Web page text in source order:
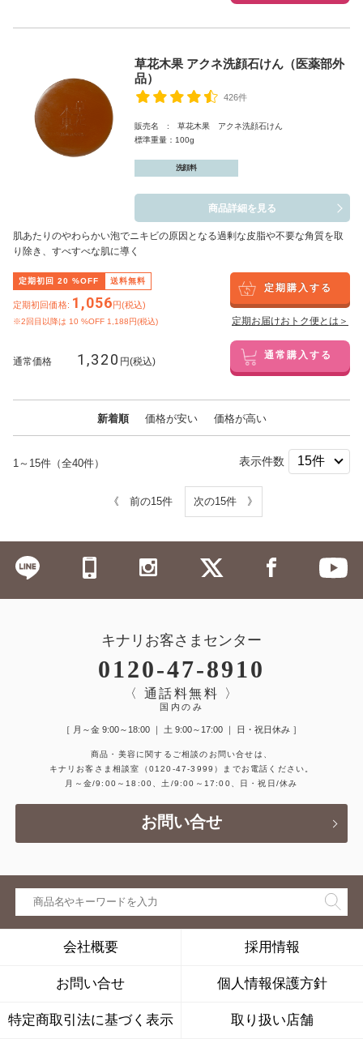
草花木果 アクネ洗顔石けん（医薬部外
品）
426件
販売名 : 草花木果 アクネ洗顔石けん
標準重量：100g
洗顔料
商品詳細を見る
肌あたりのやわらかい泡でニキビの原因となる過剰な皮脂や不要な角質を取
り除き、すべすべな肌に導く
定期初回 20 %OFF 送料無料
定期初回価格: 1,056円(税込)
※2回目以降は 10 %OFF 1,188円(税込)
定期購入する
定期お届けおトク便とは＞
通常価格 1,320 円(税込) 通常購入する
新着順 価格が安い 価格が高い
1～15件（全40件） 表示件数
《 前の15件 次の15件 》
キナリお客さまセンター
0120-47-8910
〈 通話料無料 〉
国内のみ
［ 月～金 9:00～18:00 ｜ 土 9:00～17:00 ｜ 日・祝日休み ］
商品・美容に関するご相談のお問い合せは、
キナリお客さま相談室
（0120-47-3999）
までお電話ください。
月～金/9:00～18:00、土/9:00～17:00、日・祝日/休み
お問い合せ
会社概要 採用情報
お問い合せ 個人情報保護方針
特定商取引法に基づく表示 取り扱い店舗